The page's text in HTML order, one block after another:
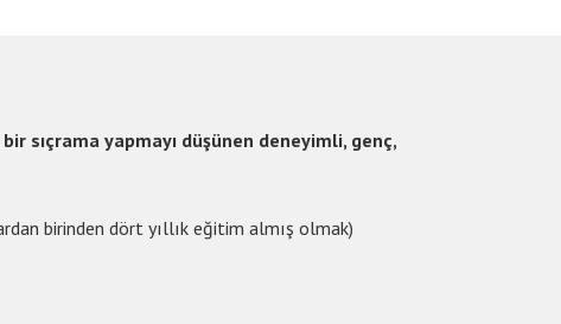
sıçrama yapmayı düşünen deneyimli, genç,
birinden dört yıllık eğitim almış olmak)